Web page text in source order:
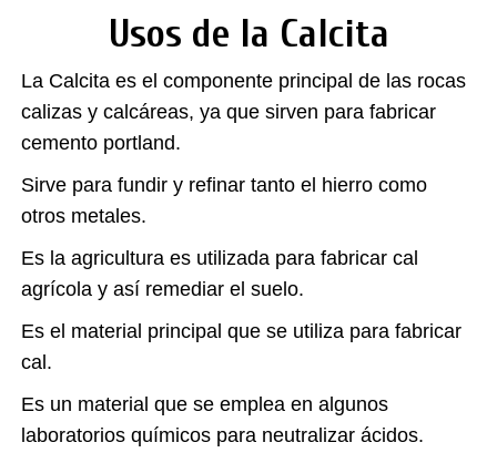
Usos de la Calcita
La Calcita es el componente principal de las rocas
calizas y calcáreas, ya que sirven para fabricar
cemento portland.
Sirve para fundir y refinar tanto el hierro como
otros metales.
Es la agricultura es utilizada para fabricar cal
agrícola y así remediar el suelo.
Es el material principal que se utiliza para fabricar
cal.
Es un material que se emplea en algunos
laboratorios químicos para neutralizar ácidos.